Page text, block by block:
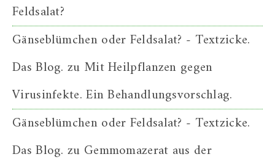
Feldsalat?
Gänseblümchen oder Feldsalat? - Textzicke.
Das Blog. zu Mit Heilpflanzen gegen
Virusinfekte. Ein Behandlungsvorschlag.
Gänseblümchen oder Feldsalat? - Textzicke.
Das Blog. zu Gemmomazerat aus der